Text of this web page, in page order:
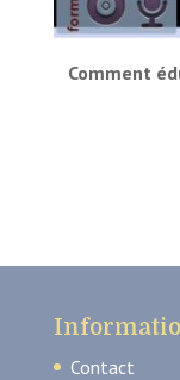
Comment
Contact